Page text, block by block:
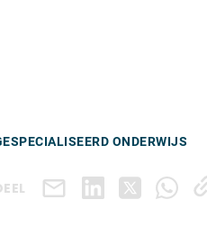
ONDERWIJS